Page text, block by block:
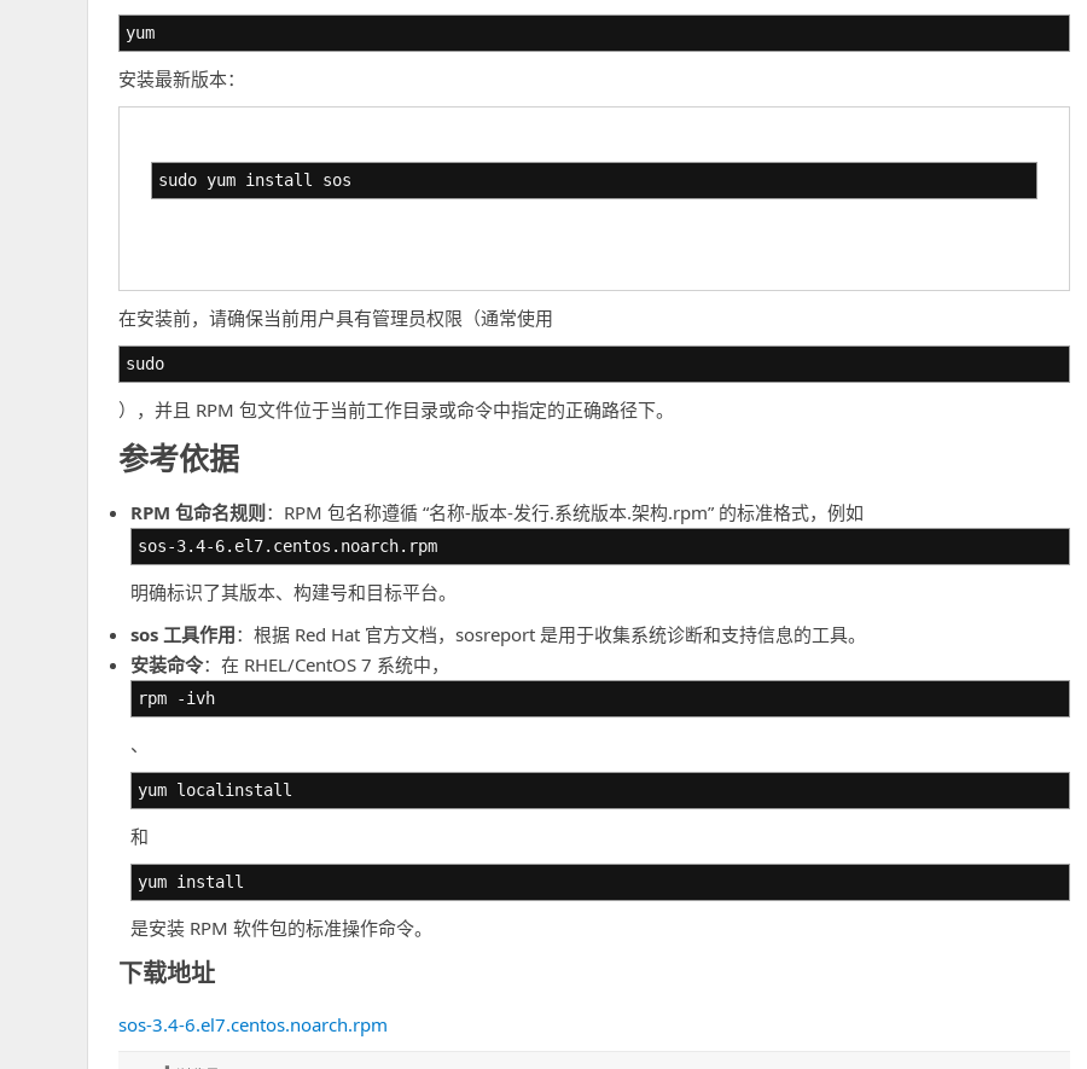
yum
安装最新版本：
sudo yum install sos
在安装前，请确保当前用户具有管理员权限（通常使用
sudo
），并且 RPM 包文件位于当前工作目录或命令中指定的正确路径下。
参考依据
RPM 包命名规则：RPM 包名称遵循 “名称-版本-发行.系统版本.架构.rpm” 的标准格式，例如
sos-3.4-6.el7.centos.noarch.rpm
明确标识了其版本、构建号和目标平台。
sos 工具作用：根据 Red Hat 官方文档，sosreport 是用于收集系统诊断和支持信息的工具。
安装命令：在 RHEL/CentOS 7 系统中，
rpm -ivh
、
yum localinstall
和
yum install
是安装 RPM 软件包的标准操作命令。
下载地址
sos-3.4-6.el7.centos.noarch.rpm